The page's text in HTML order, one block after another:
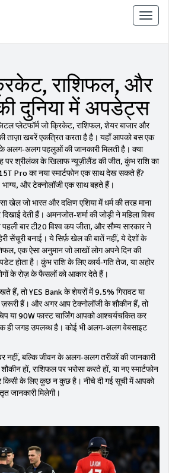
टॉगल
से
राशिफल, और
दुनिया में अपडेट्स
प्लेटफॉर्म जो क्रिकेट, राशिफल, शेयर बाजार और
ताज़ा खबरें एकत्रित करता हैहै। यहाँ आपको बस एक
अलग-अलग पहलुओं की जानकारी मिलती है। क्या
पर श्रीलंका के खिलाफ न्यूज़ीलैंड की जीत, कुंभ राशि का
Pro का नया स्मार्टफोन एक साथ देख सकते हैं?
और टेक्नोलॉजी एक साथ बहते हैं।
खेल जो भारत और दक्षिण एशिया में धर्म की तरह माना
दिखाई देती हैं। अमनजोत-शर्मा की जोड़ी ने महिला विश्व
बार टी20 विश्व कप जीता, और सौम्य सारकार ने
सेंचूरी बनाई। ये सिर्फ़ खेल की बातें नहीं, ये देशों के
, एक ऐसा अनुमान जो लाखों लोग अपने दिन की
होता है। कुंभ राशि के लिए कार्य-गति तेज, या अहोर
के रोज़ के फैसलों को आकार देते हैं।
हैं, तो YES Bank के शेयरों में 9.5% गिरावट या
हैं। और अगर आप टेक्नोलॉजी के शौकीन हैं, तो
या 90W फास्ट चार्जिंग आपको आश्चर्यचकित कर
ही जगह उपलब्ध है। कोई भी अलग-अलग वेबसाइट
बल्कि जीवन के अलग-अलग तरीकों की जानकारी
हों, राशिफल पर भरोसा करते हों, या नए स्मार्टफोन
किसी के लिए कुछ न कुछ है। नीचे दी गई सूची में आपको
जानकारी मिलेगी।